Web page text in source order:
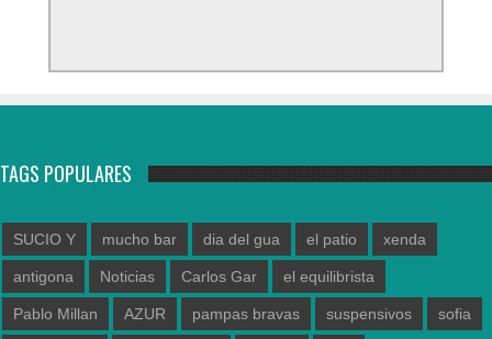
TAGS POPULARES
SUCIO Y mucho bar dia del gua el patio xenda
antigona Noticias Carlos Gar el equilibrista
Pablo Millan AZUR pampas bravas suspensivos sofia